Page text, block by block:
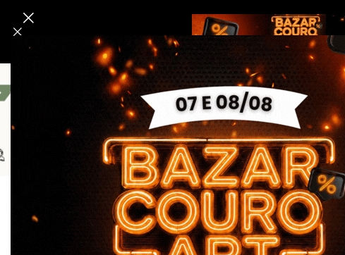
Linha Segurança E Tático Linha Da Saúde
Outlet2 Camiseta Polo Brigadista Brasil – Vermelha